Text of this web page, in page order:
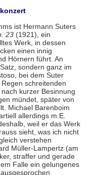
ist Hermann Suters
23(1921), ein
Werk, in dessen
einen innig
Hörnern führt. An
sondern ganz im
bei dem Suter
schreitenden
kurzer Besinnung
mündet, später von
Michael Barenboim
allerdings m.E.
weil er das Werk
sieht, was ich nicht
verstehen
Müller-Lampertz (am
straffer und gerade
Falle ein gelungenes